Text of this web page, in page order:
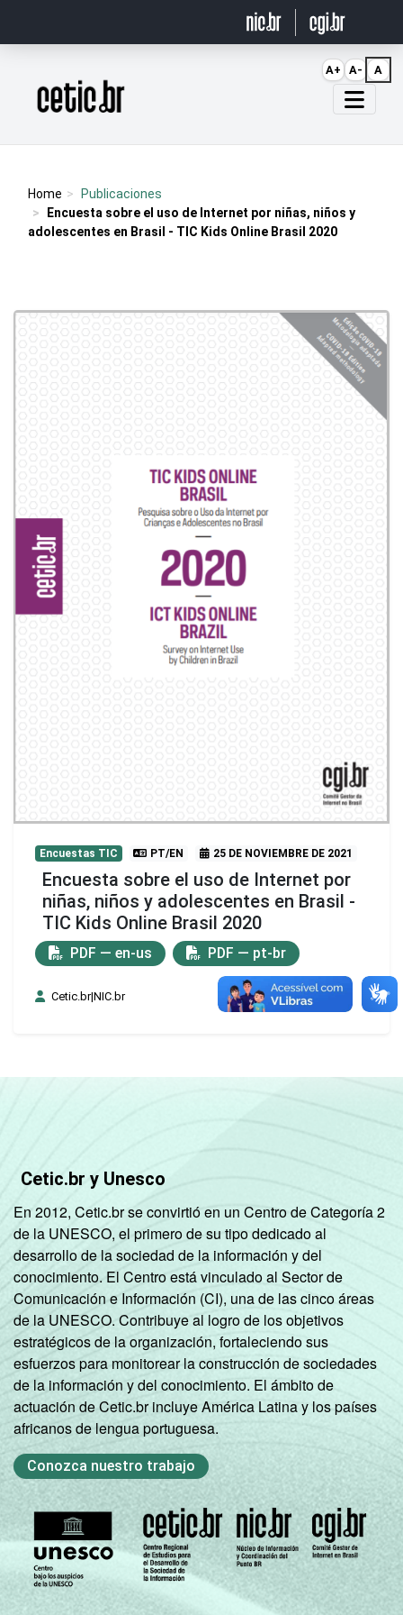
Página inicial
Home
Publicaciones
Encuesta sobre el uso de Internet por niñas, niños y
adolescentes en Brasil - TIC Kids Online Brasil 2020
Encuestas TIC PT/EN 25 DE NOVIEMBRE DE 2021
Encuesta sobre el uso de Internet por
niñas, niños y adolescentes en Brasil -
TIC Kids Online Brasil 2020
PDF — en-us PDF — pt-br
Cetic.br|NIC.br
Cetic.br y Unesco
En 2012, Cetic.br se convirtió en un Centro de Categoría 2
de la UNESCO, el primero de su tipo dedicado al
desarrollo de la sociedad de la información y del
conocimiento. El Centro está vinculado al Sector de
Comunicación e Información (CI), una de las cinco áreas
de la UNESCO. Contribuye al logro de los objetivos
estratégicos de la organización, fortaleciendo sus
esfuerzos para monitorear la construcción de sociedades
de la información y del conocimiento. El ámbito de
actuación de Cetic.br incluye América Latina y los países
africanos de lengua portuguesa.
Conozca nuestro trabajo
A+ A- A